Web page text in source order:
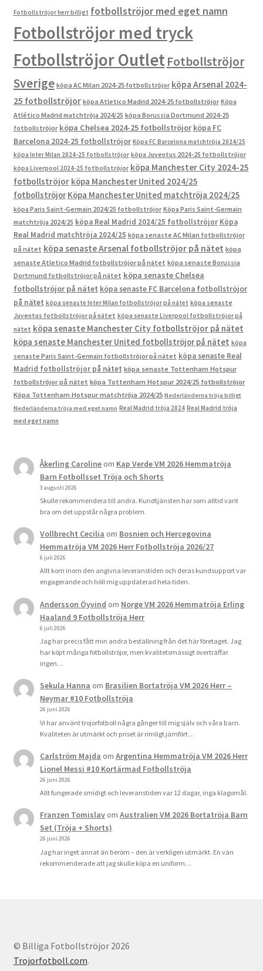
Fotbollströjor herr billigt fotbollströjor med eget namn
Fotbollströjor med tryck
Fotbollströjor OutletFotbollströjor
Sverige köpa AC Milan 2024-25 fotbollströjor köpa Arsenal 2024-
25 fotbollströjor köpa Atletico Madrid 2024-25 fotbollströjor Köpa
Atlético Madrid matchtröja 2024/25 köpa Borussia Dortmund 2024-25
fotbollströjor köpa Chelsea 2024-25 fotbollströjor köpa FC
Barcelona 2024-25 fotbollströjor Köpa FC Barcelona matchtröja 2024/25
köpa Inter Milan 2024-25 fotbollströjor köpa Juventus 2024-25 fotbollströjor
köpa Liverpool 2024-25 fotbollströjor köpa Manchester City 2024-25
fotbollströjor köpa Manchester United 2024/25
fotbollströjor Köpa Manchester United matchtröja 2024/25
köpa Paris Saint-Germain 2024/25 fotbollströjor Köpa Paris Saint-Germain
matchtröja 2024/25 köpa Real Madrid 2024/25 fotbollströjor Köpa
Real Madrid matchtröja 2024/25 köpa senaste AC Milan fotbollströjor
på nätet köpa senaste Arsenal fotbollströjor på nätet köpa
senaste Atletico Madrid fotbollströjor på nätet köpa senaste Borussia
Dortmund fotbollströjor på nätet köpa senaste Chelsea
fotbollströjor på nätet köpa senaste FC Barcelona fotbollströjor
på nätet köpa senaste Inter Milan fotbollströjor på nätet köpa senaste
Juventus fotbollströjor på nätet köpa senaste Liverpool fotbollströjor på
nätet köpa senaste Manchester City fotbollströjor på nätet
köpa senaste Manchester United fotbollströjor på nätet köpa
senaste Paris Saint-Germain fotbollströjor på nätet köpa senaste Real
Madrid fotbollströjor på nätet köpa senaste Tottenham Hotspur
fotbollströjor på nätet köpa Tottenham Hotspur 2024/25 fotbollströjor
Köpa Tottenham Hotspur matchtröja 2024/25 Nederländerna tröja billigt
Nederländerna tröja med eget namn Real Madrid tröja 2024 Real Madrid tröja
med eget namn
Åkerling Carolineom Kap Verde VM 2026 Hemmatröja
Barn Fotbollsset Tröja och Shorts
3 augusti 2026
Skulle rekommendera till andra. Kundtjänsten har som alltid varit
bra om det uppstår några problem.
Vollbrecht Cecilia om Bosnien och Hercegovina
Hemmatröja VM 2026 Herr Fotbollströja 2026/27
6 juli 2026
Allt kom inom den angivna leveranstiden och deras kundsupport var
engagerande och höll mig uppdaterad hela tiden.
Andersson Öyvind om Norge VM 2026 Hemmatröja Erling
Haaland 9 Fotbollströja Herr
6 juli 2026
Jag har precis fått min andra beställning från det här företaget. Jag
har köpt många fotbollströjor, men kvalitetsmässigt överträffar
ingen…
Sekula Hanna om Brasilien Bortatröja VM 2026 Herr –
Neymar #10 Fotbollströja
26 juni 2026
Vi har använt trojorfotboll några gånger till mig själv och våra barn.
Kvaliteten är utmärkt och priset är rimligt jämfört…
Carlström Majda omArgentina Hemmatröja VM 2026 Herr
Lionel Messi #10 Kortärmad Fotbollströja
26 juni 2026
Allt fungerade smidigt och leveranstiden var 12 dagar, inga klagomål.
Franzen TomislavomAustralien VM 2026 Bortatröja Barn
Set (Tröja + Shorts)
26 juni 2026
Jag har inget annat än beröm – den är verkligen utmärkt. En vän
rekommenderade att jag skulle köpa en uniform…
© Billiga Fotbollströjor 2026
Trojorfotboll.com.